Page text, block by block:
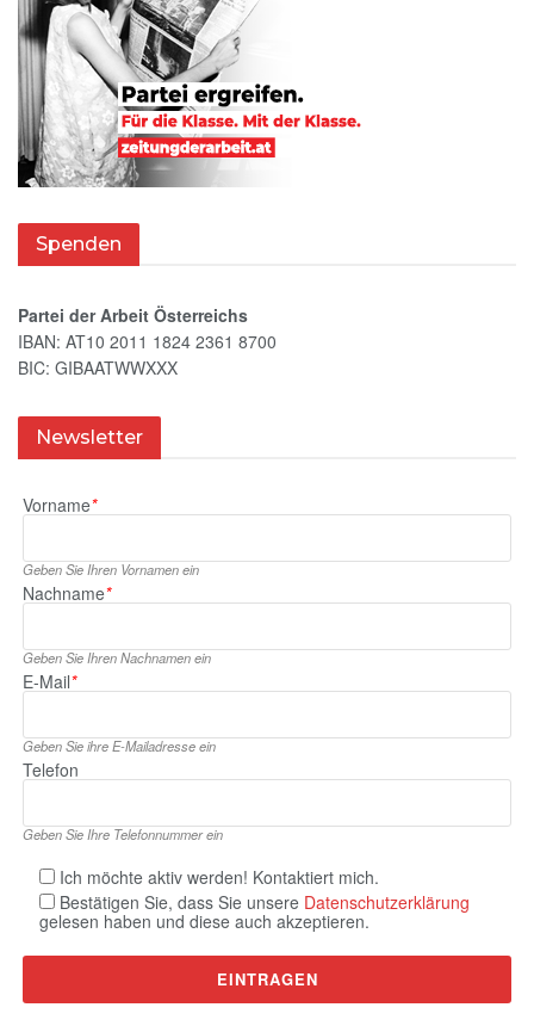
Spenden
Partei der Arbeit Österreichs
IBAN: AT10 2011 1824 2361 8700
BIC: GIBAATWWXXX
Newsletter
Vorname*
Geben Sie Ihren Vornamen ein
Nachname*
Geben Sie Ihren Nachnamen ein
E‑Mail*
Geben Sie ihre E‑Mailadresse ein
Telefon
Geben Sie Ihre Telefonnummer ein
Ich möchte aktiv werden! Kontaktiert mich.
Bestätigen Sie, dass Sie unsere Datenschutzerklärung
gelesen haben und diese auch akzeptieren.